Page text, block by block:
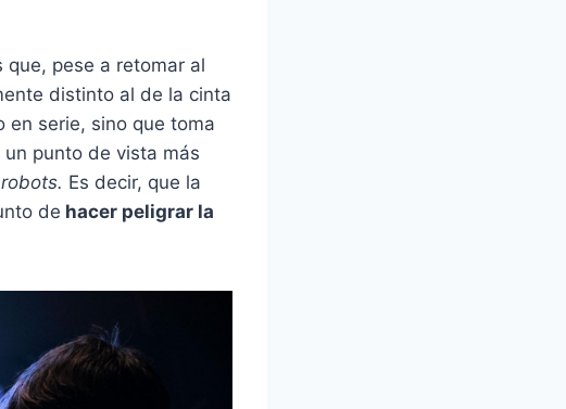
que, pese a retomar al
distinto al de la cinta
en serie, sino que toma
un punto de vista más
Es decir, que la
de hacer peligrar la